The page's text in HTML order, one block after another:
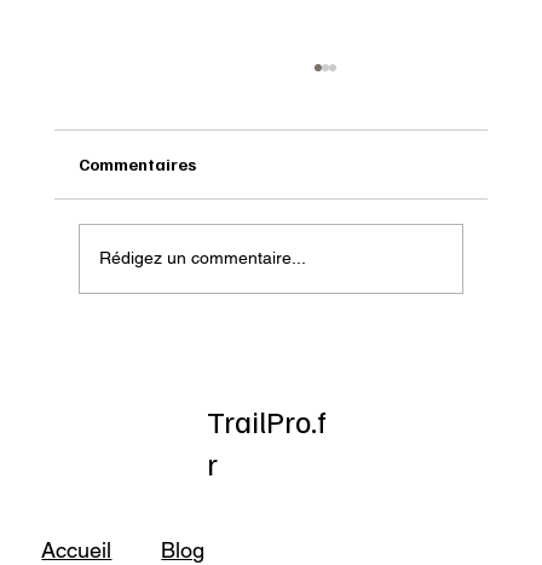
Onatera : Pour affronter l’hiver
Commentaires
Rédigez un commentaire...
TrailPro.f
r
Accueil
Blog